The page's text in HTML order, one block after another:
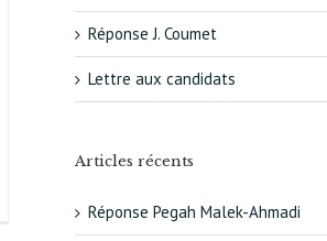
Réponse J. Coumet
Lettre aux candidats
Articles récents
Réponse Pegah Malek-Ahmadi